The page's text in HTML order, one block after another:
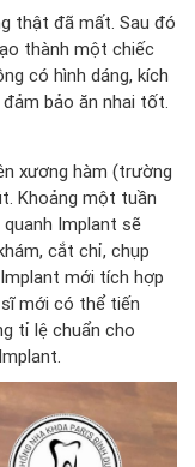
thật đã mất. Sau đó
thành một chiếc
có hình dáng, kích
bảo ăn nhai tốt.
xương hàm (trường
Khoảng một tuần
Implant sẽ
cắt chỉ, chụp
mới tích hợp
mới có thể tiến
tỉ lệ chuẩn cho